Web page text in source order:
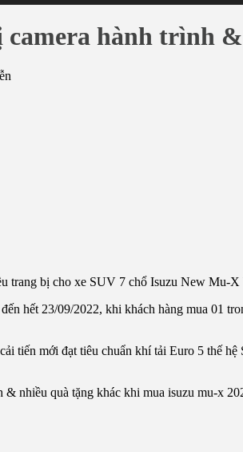
hành trình
trang bị cho xe SUV 7 chổ Isuzu New Mu-
hết 23/09/2022, khi khách hàng mua 01
tiến mới đạt tiêu chuẩn khí tải Euro 5 thế